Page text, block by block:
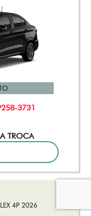
3731
TROCA
4P 2026